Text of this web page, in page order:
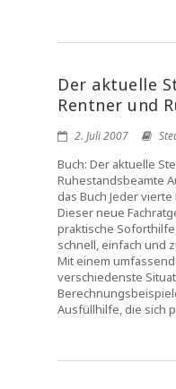
Der aktuelle
Rentner und
2. Juli 2007
Buch: Der aktuelle
Ruhestandsbeamte
das Buch Jeder
Dieser neue
praktische
schnell, einfach und
Mit einem
verschiedenste
Ausfüllhilfe, die sich